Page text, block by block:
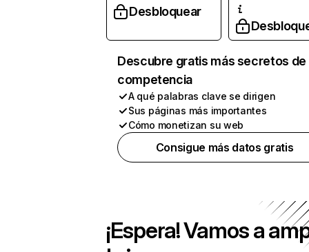
Desbloquear
Descubre gratis más secretos de
competencia
A qué palabras clave se dirigen
Sus páginas más importantes
Cómo monetizan su web
Consigue más datos gratis
¡Espera! Vamos a